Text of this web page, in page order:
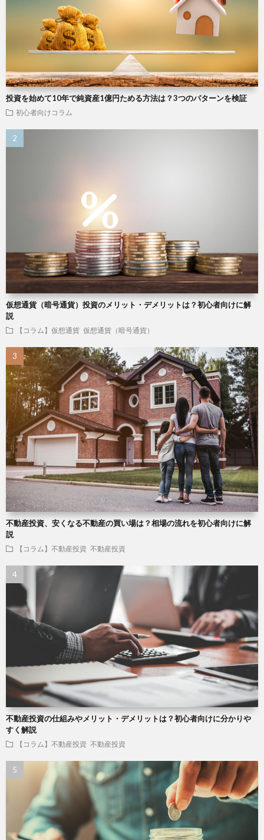
投資を始めて10年で純資産1億円ためる方法は？3つのパターンを検証
初心者向けコラム
仮想通貨（暗号通貨）投資のメリット・デメリットは？初心者向けに解
説
【コラム】仮想通貨 仮想通貨（暗号通貨）
不動産投資、安くなる不動産の買い場は？相場の流れを初心者向けに解
説
【コラム】不動産投資 不動産投資
不動産投資の仕組みやメリット・デメリットは？初心者向けに分かりや
すく解説
【コラム】不動産投資 不動産投資